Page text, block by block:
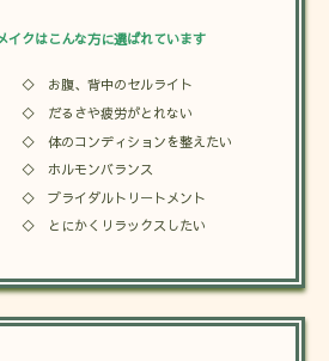
クはこんな方に選ばれています
◇ お腹、背中のセルライト
◇ だるさや疲労がとれない
◇ 体のコンディションを整えたい
◇ ホルモンバランス
◇ ブライダルトリートメント
◇ とにかくリラックスしたい